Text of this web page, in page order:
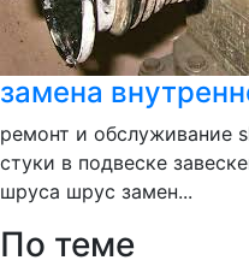
замена
ремонт и обслуживание
стуки в подвеске
шруса шрус замен...
По теме